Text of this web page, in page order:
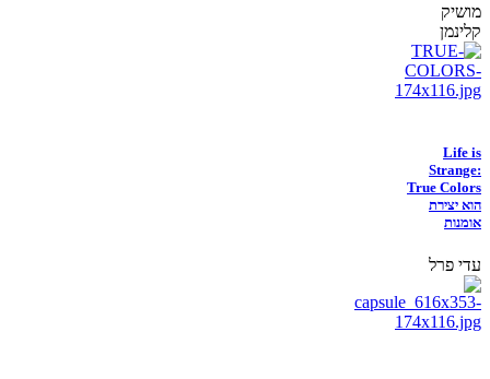
מושיק
קלינמן
Life is
Strange:
True Colors
הוא יצירת
אומנות
עדי פרל